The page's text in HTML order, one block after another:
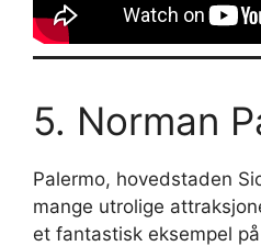
5. Norman
Palermo, hovedstaden
mange utrolige
et fantastisk eksempel